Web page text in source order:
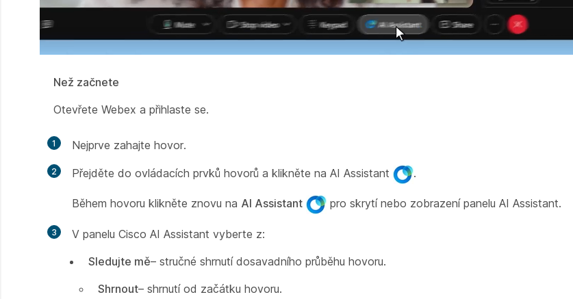
Než začnete
Otevřete Webex a přihlaste se.
1 Nejprve zahajte hovor.
2 Přejděte do ovládacích prvků hovorů a klikněte na AI Assistant .
Během hovoru klikněte znovu na AI Assistant pro skrytí nebo zobrazení panelu AI Assistant.
3
V panelu Cisco AI Assistant vyberte z:
Sledujte mě– stručné shrnutí dosavadního průběhu hovoru.
Shrnout– shrnutí od začátku hovoru.